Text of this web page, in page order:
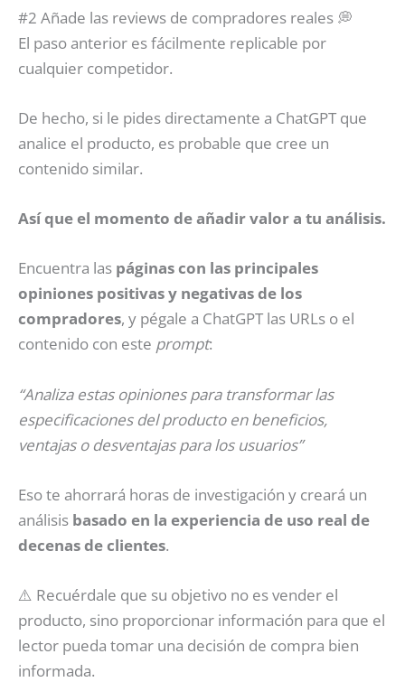
#2 Añade las reviews de compradores reales 💭
El paso anterior es fácilmente replicable por
cualquier competidor.
De hecho, si le pides directamente a ChatGPT que
analice el producto, es probable que cree un
contenido similar.
Así que el momento de añadir valor a tu análisis.
Encuentra las páginas con las principales
opiniones positivas y negativas de los
compradores, y pégale a ChatGPT las URLs o el
contenido con este prompt:
“Analiza estas opiniones para transformar las
especificaciones del producto en beneficios,
ventajas o desventajas para los usuarios”
Eso te ahorrará horas de investigación y creará un
análisis basado en la experiencia de uso real de
decenas de clientes.
⚠️ Recuérdale que su objetivo no es vender el
producto, sino proporcionar información para que el
lector pueda tomar una decisión de compra bien
informada.